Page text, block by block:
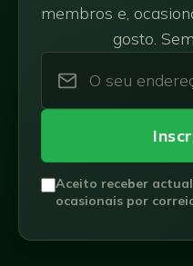
membros e,
gosto.
Aceito receber
ocasionais por